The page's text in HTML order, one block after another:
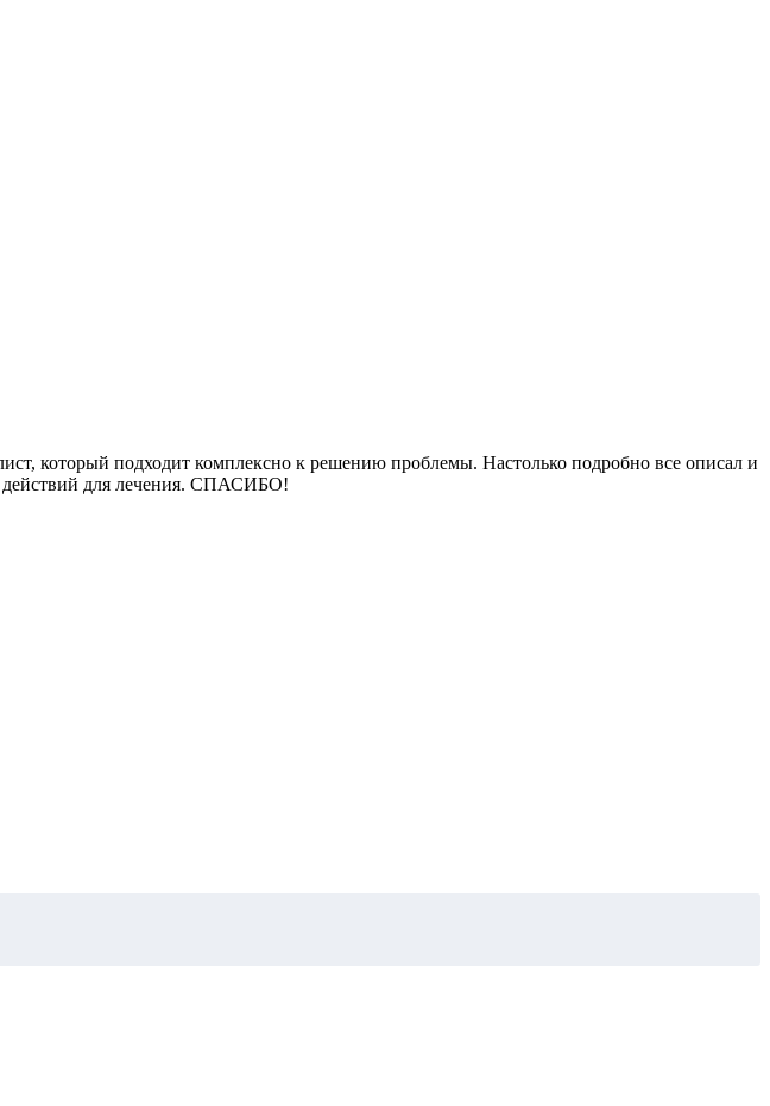
который подходит комплексно к решению проблемы. Настолько подробно все описал и
действий для лечения. СПАСИБО!